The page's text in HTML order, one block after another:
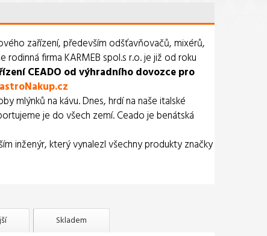
zařízení, především odšťavňovačů, mixérů,
rodinná firma KARMEB spol.s r.o. je již od roku
CEADO odvýhradního dovozce pro
mlýnků na kávu. Dnes, hrdí na naše italské
je do všech zemí. Ceado je benátská
inženýr, který vynalezl všechny produkty značky
Skladem